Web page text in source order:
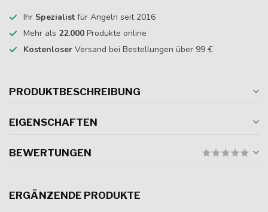
Ihr Spezialist für Angeln seit 2016
Mehr als 22.000 Produkte online
Kostenloser Versand bei Bestellungen über 99 €
PRODUKTBESCHREIBUNG
EIGENSCHAFTEN
BEWERTUNGEN
ERGÄNZENDE PRODUKTE